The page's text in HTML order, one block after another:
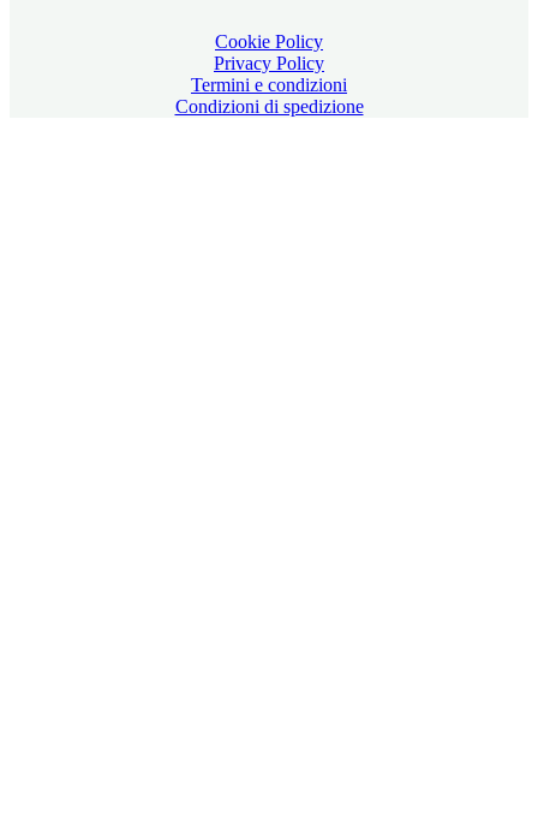
Cookie Policy
Privacy Policy
Termini e condizioni
Condizioni di spedizione